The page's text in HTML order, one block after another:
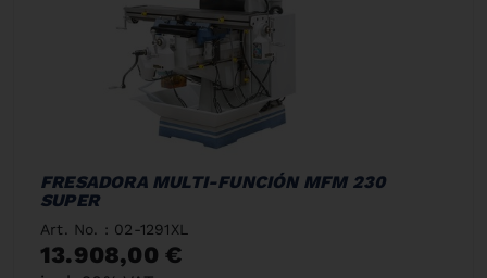
FRESADORA MULTI-FUNCIÓN MFM 230
SUPER
Art. No. : 02-1291XL
13.908,00 €